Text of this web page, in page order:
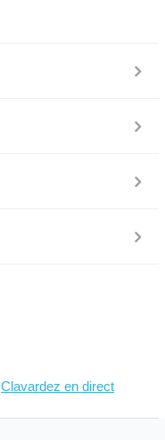
Clavardez en direct